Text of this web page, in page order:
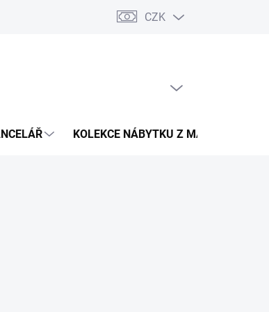
ochrany osobních údajů Pojištění zásilky
CZK
KOLEKCE NÁBYTKU Z MASIVU